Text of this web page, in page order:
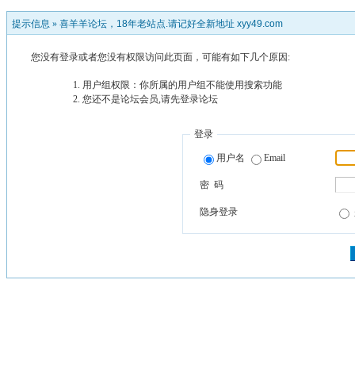
提示信息 » 喜羊羊论坛，18年老站点.请记好全新地址 xyy49.com
您没有登录或者您没有权限访问此页面，可能有如下几个原因:
用户组权限：你所属的用户组不能使用搜索功能
您还不是论坛会员,请先登录论坛
登录
用户名 Email
密 码
隐身登录